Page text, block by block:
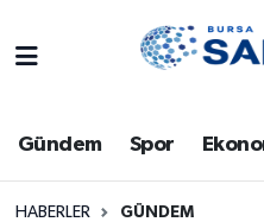
Gündem Spor
HABERLER GÜNDEM
Bursa
Dünya
Trafik Durumu
Süper Lig Puan